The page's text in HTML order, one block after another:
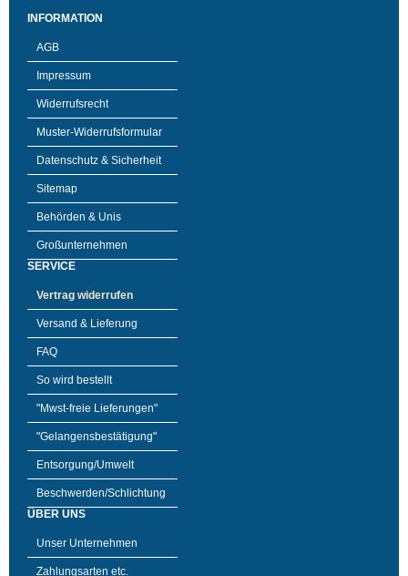
INFORMATION
AGB
Impressum
Widerrufsrecht
Muster-Widerrufsformular
Datenschutz & Sicherheit
Sitemap
Behörden & Unis
Großunternehmen
SERVICE
Vertrag widerrufen
Versand & Lieferung
FAQ
So wird bestellt
"Mwst-freie Lieferungen"
"Gelangensbestätigung"
Entsorgung/Umwelt
Beschwerden/Schlichtung
ÜBER UNS
Unser Unternehmen
Zahlungsarten etc.